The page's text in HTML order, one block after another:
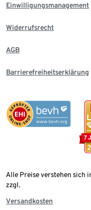
Einwilligungsmanagement
Widerrufsrecht
AGB
Barrierefreiheitserklärung
Alle Preise verstehen sich
zzgl.
Versandkosten